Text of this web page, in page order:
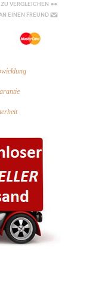
zu vergleichen
einen Freund